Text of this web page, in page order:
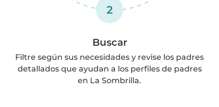
2
Buscar
Filtre según sus necesidades y revise los padres
detallados que ayudan a los perfiles de padres
en La Sombrilla.